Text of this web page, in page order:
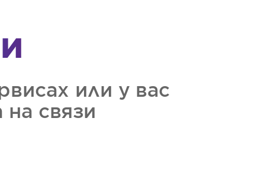
или у вас
связи